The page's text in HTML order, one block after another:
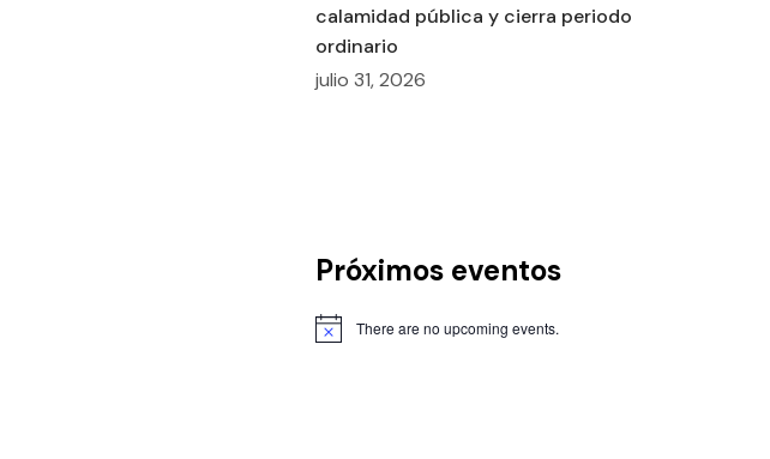
calamidad pública y cierra periodo
ordinario
julio 31, 2026
Próximos eventos
There are no upcoming events.